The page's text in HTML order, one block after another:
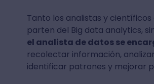
Tanto los analistas y científicos
parten del Big data analytics,
el analista de datos se
recolectar información,
identificar patrones y mejorar